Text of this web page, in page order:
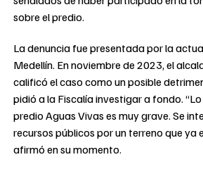
sobre el predio.
La denuncia fue presentada por la
Medellín. En noviembre de 2023, el
calificó el caso como un posible
pidió a la Fiscalía investigar a fondo.
predio Aguas Vivas es muy grave. Se
recursos públicos por un terreno que ya
afirmó en su momento.